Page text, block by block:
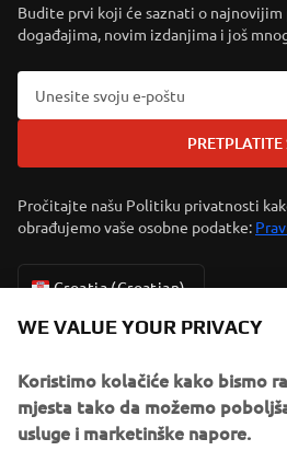
Budite prvi koji će saznati o najnovijim
događajima, novim izdanjima i još
PRETPLATITE
Pročitajte našu Politiku privatnosti
obrađujemo vaše osobne podatke:
Croatia (Croatian)
© Copyright - 2026 Yamaha Motor
Reserved
WE VALUE YOUR PRIVACY
Koristimo kolačiće kako bismo
mjesta tako da možemo
usluge i marketinške napore.